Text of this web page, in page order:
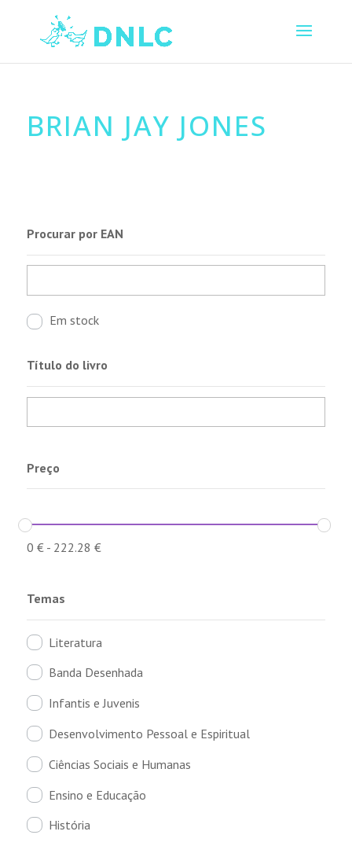
BRIAN JAY JONES
Procurar por EAN
Em stock
Título do livro
Preço
0 €- 222.28 €
Temas
Literatura
Banda Desenhada
Infantis e Juvenis
Desenvolvimento Pessoal e Espiritual
Ciências Sociais e Humanas
Ensino e Educação
História